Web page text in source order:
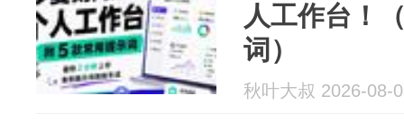
人工作台！
词）
秋叶大叔 2026-08-